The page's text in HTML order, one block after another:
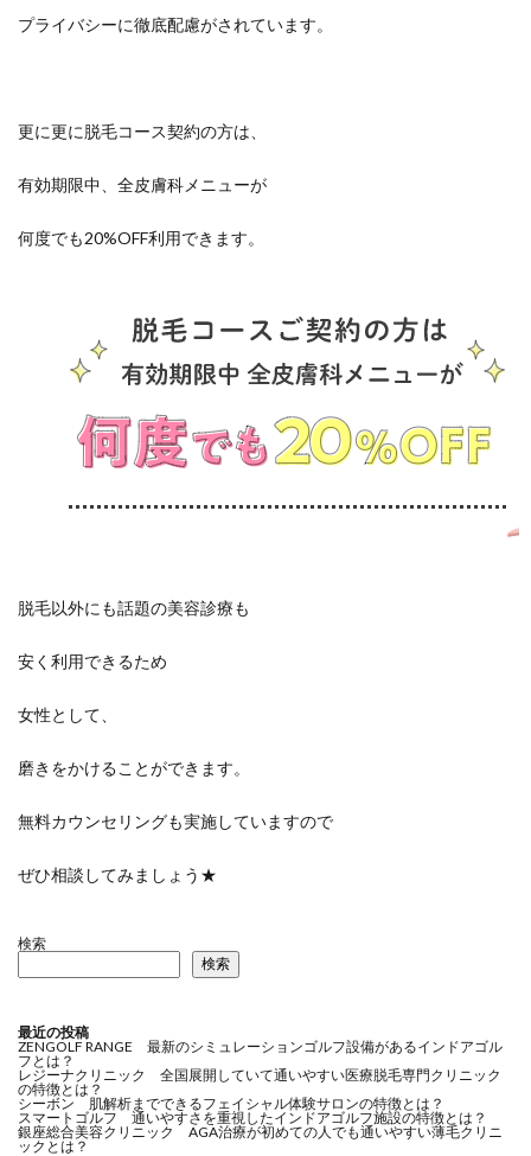
プライバシーに徹底配慮がされています。
更に更に脱毛コース契約の方は、
有効期限中、全皮膚科メニューが
何度でも20%OFF利用できます。
脱毛以外にも話題の美容診療も
安く利用できるため
女性として、
磨きをかけることができます。
無料カウンセリングも実施していますので
ぜひ相談してみましょう★
検索
検索
最近の投稿
ZENGOLF RANGE 最新のシミュレーションゴルフ設備があるインドアゴル
フとは？
レジーナクリニック 全国展開していて通いやすい医療脱毛専門クリニック
の特徴とは？
シーボン 肌解析までできるフェイシャル体験サロンの特徴とは？
スマートゴルフ 通いやすさを重視したインドアゴルフ施設の特徴とは？
銀座総合美容クリニック AGA治療が初めての人でも通いやすい薄毛クリニ
ックとは？